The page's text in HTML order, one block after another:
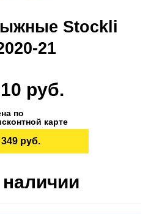
Stockli
21
руб.
по
карте
349 руб.